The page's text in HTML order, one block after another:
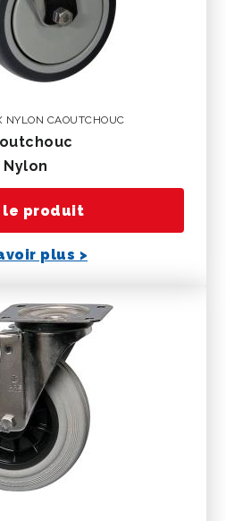
CAOUTCHOUC
nylon
le produit
plus >